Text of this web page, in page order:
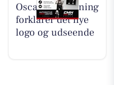
Oscar Biludlejning
forklarer det nye
logo og udseende